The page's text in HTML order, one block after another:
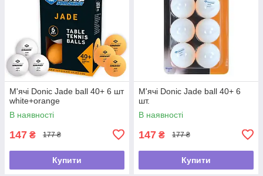
М'ячі Donic Jade ball 40+ 6 шт
white+orange
В наявності
147 ₴ 177 ₴
Купити
М'ячі Donic Jade ball 40+ 6
шт.
В наявності
147 ₴ 177 ₴
Купити